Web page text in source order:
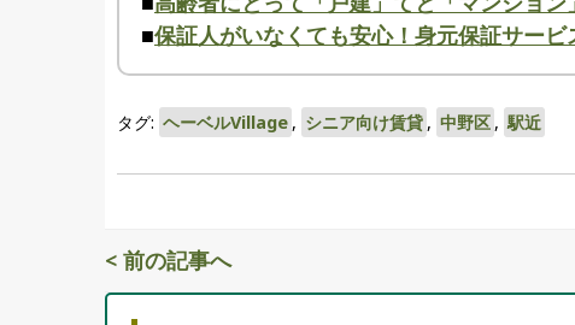
■保証人がいなくても安心！身元保証サービ
タグ: ヘーベルVillage , シニア向け賃貸 , 中野区 , 駅近
< 前の記事へ